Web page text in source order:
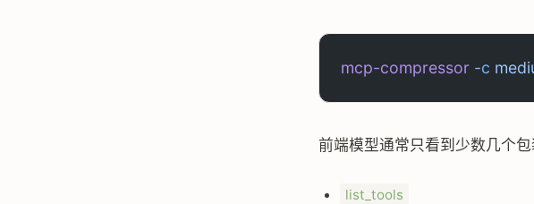
mcp-compressor -c
前端模型通常只看到少数几个包
list_tools